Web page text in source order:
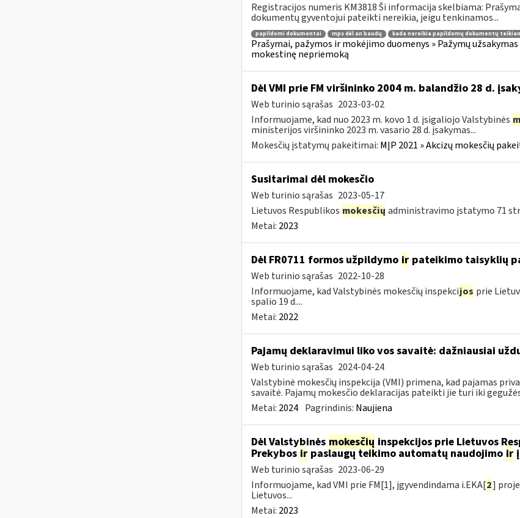
Registracijos numeris KM3818 Ši informacija skelbiama:
dokumentų gyventojui pateikti nereikia, jeigu tenkinamos...
papildomi dokumentai mps dėl an baudų kada nereikia papildomų dokumentų
Prašymai, pažymos ir mokėjimo duomenys » Pažymų
mokestinę nepriemoką
Dėl VMI prie FM viršininko 2004 m. balandžio 28 d.
Web turinio sąrašas 2023-03-02
Informuojame, kad nuo 2023 m. kovo 1 d. įsigaliojo Valstybinės
ministerijos viršininko 2023 m. vasario 28 d. įsakymas...
Mokesčių įstatymų pakeitimai: MĮP 2021 » Akcizų mokesčių
Susitarimai dėl mokesčio
Web turinio sąrašas 2023-05-17
Lietuvos Respublikos mokesčių administravimo įstatymo 71
Metai: 2023
Dėl FR0711 formos užpildymo irpateikimo taisyklių
Web turinio sąrašas 2022-10-28
Informuojame, kad Valstybinės mokesčių inspekcijos prie
spalio 19 d....
Metai: 2022
Pajamų deklaravimui liko vos savaitė: dažniausiai
Web turinio sąrašas 2024-04-24
Valstybinė mokesčių inspekcija (VMI) primena, kad pajamas
savaitė. Pajamų mokesčio deklaracijas pateikti jie turi iki
Metai: 2024 Pagrindinis: Naujiena
Dėl Valstybinės mokesčių inspekcijos prie Lietuvos
Prekybos irpaslaugų teikimo automatų naudojimo ir
Web turinio sąrašas 2023-06-29
Informuojame, kad VMI prie FM[1], įgyvendindama i.EKA[2]
Lietuvos...
Metai: 2023